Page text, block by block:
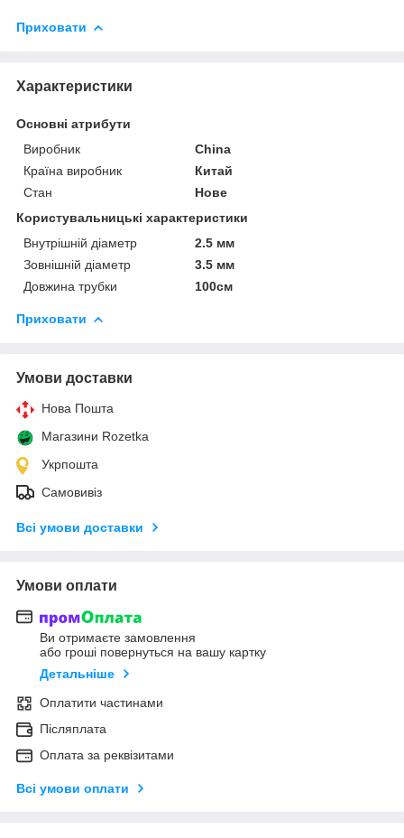
Приховати
Характеристики
Основні атрибути
Виробник
China
Країна виробник
Китай
Стан
Нове
Користувальницькі характеристики
Внутрішній діаметр
2.5 мм
Зовнішній діаметр
3.5 мм
Довжина трубки
100см
Приховати
Умови доставки
Нова Пошта
Магазини Rozetka
Укрпошта
Самовивіз
Всі умови доставки
Умови оплати
Ви отримаєте замовлення
або гроші повернуться на вашу картку
Детальніше
Оплатити частинами
Післяплата
Оплата за реквізитами
Всі умови оплати